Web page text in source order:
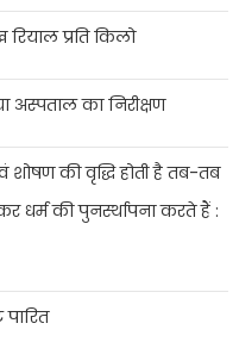
प्रति किलो
अस्पताल का निरीक्षण
की वृद्धि होती है तब-तब
धर्म की पुनर्स्थापना करते हैं :